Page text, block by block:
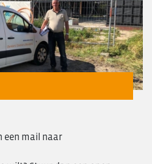
een mail naar